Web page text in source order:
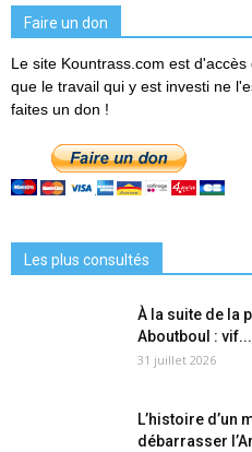
Faire un don
Le site Kountrass.com est
que le travail qui y est investi ne
faites un don !
Les plus consultés
À la suite de la
Aboutboul : vif...
31 juillet 2026
L’histoire d’un
débarrasser